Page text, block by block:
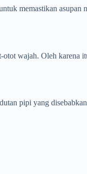
memastikan asupan
wajah. Oleh karena
pipi yang